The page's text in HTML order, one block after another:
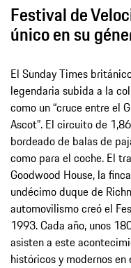
Festival de
único en su
El Sunday Times
legendaria subida a la
como un “cruce entre el
Ascot”. El circuito de
bordeado de balas de
como para el coche. El
Goodwood House, la
undécimo duque de
automovilismo creó el
1993. Cada año, unos
asisten a este
históricos y modernos